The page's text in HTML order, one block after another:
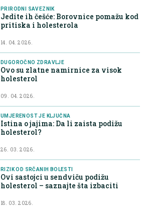
PRIRODNI SAVEZNIK
Jedite ih češće: Borovnice pomažu kod
pritiska i holesterola
14. 04. 2026.
DUGOROČNO ZDRAVLJE
Ovo su zlatne namirnice za visok
holesterol
09. 04. 2026.
UMJERENOST JE KLJUČNA
Istina o jajima: Da li zaista podižu
holesterol?
26. 03. 2026.
RIZIK OD SRČANIH BOLESTI
Ovi sastojci u sendviču podižu
holesterol – saznajte šta izbaciti
18. 03. 2026.